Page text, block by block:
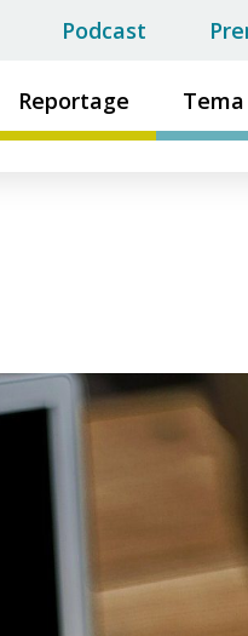
Reportage Tema
Podcast